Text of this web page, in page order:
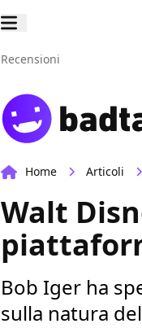
Recensioni
Home Articoli
Walt
Bob Iger ha
sulla natura